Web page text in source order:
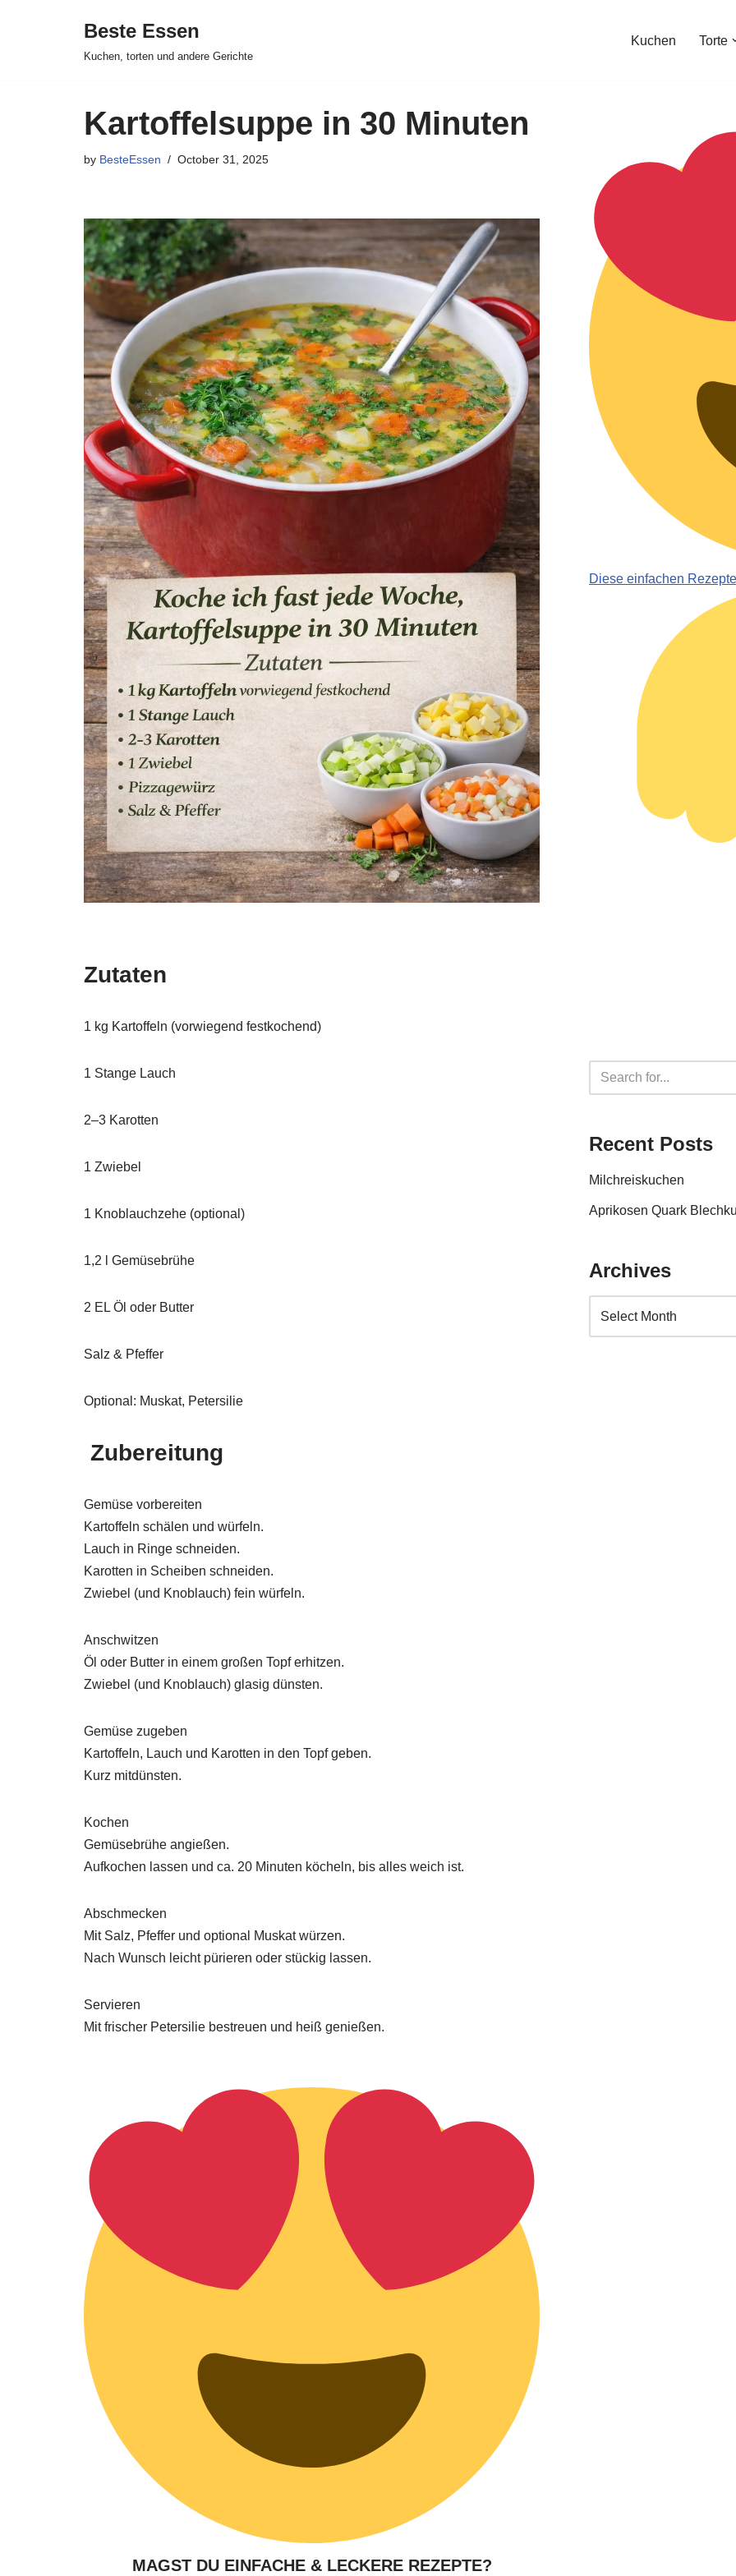
Beste Essen
Kuchen, torten und andere Gerichte
Kuchen Torte
Kartoffelsuppe in 30 Minuten
by BesteEssen October 31, 2025
Zutaten
1 kg Kartoffeln (vorwiegend festkochend)
1 Stange Lauch
2–3 Karotten
1 Zwiebel
1 Knoblauchzehe (optional)
1,2 l Gemüsebrühe
2 EL Öl oder Butter
Salz & Pfeffer
Optional: Muskat, Petersilie
Zubereitung
Gemüse vorbereiten
Kartoffeln schälen und würfeln.
Lauch in Ringe schneiden.
Karotten in Scheiben schneiden.
Zwiebel (und Knoblauch) fein würfeln.
Anschwitzen
Öl oder Butter in einem großen Topf erhitzen.
Zwiebel (und Knoblauch) glasig dünsten.
Gemüse zugeben
Kartoffeln, Lauch und Karotten in den Topf geben.
Kurz mitdünsten.
Kochen
Gemüsebrühe angießen.
Aufkochen lassen und ca. 20 Minuten köcheln, bis alles weich ist.
Abschmecken
Mit Salz, Pfeffer und optional Muskat würzen.
Nach Wunsch leicht pürieren oder stückig lassen.
Servieren
Mit frischer Petersilie bestreuen und heiß genießen.
MAGST DU EINFACHE & LECKERE REZEPTE?
Diese einfachen
Recent Posts
Milchreiskuchen
Aprikosen Quark
Archives